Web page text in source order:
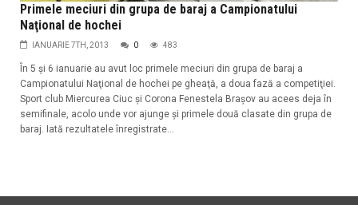
Primele meciuri din grupa de baraj a Campionatului
Naţional de hochei
IANUARIE 7TH, 2013 0 483
În 5 şi 6 ianuarie au avut loc primele meciuri din grupa de baraj a
Campionatului Naţional de hochei pe gheaţă, a doua fază a competiţiei.
Sport club Miercurea Ciuc şi Corona Fenestela Braşov au acees deja în
semifinale, acolo unde vor ajunge şi primele două clasate din grupa de
baraj. Iată rezultatele înregistrate...